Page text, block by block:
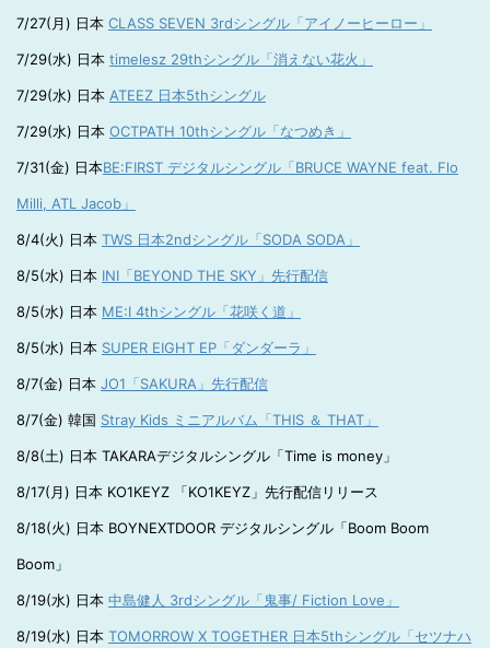
7/27(月) 日本 CLASS SEVEN 3rdシングル「アイノーヒーロー」
7/29(水) 日本 timelesz 29thシングル「消えない花火」
7/29(水) 日本 ATEEZ 日本5thシングル
7/29(水) 日本 OCTPATH 10thシングル「なつめき」
7/31(金) 日本BE:FIRST デジタルシングル「BRUCE WAYNE feat. Flo
Milli, ATL Jacob」
8/4(火) 日本 TWS 日本2ndシングル「SODA SODA」
8/5(水) 日本 INI「BEYOND THE SKY」先行配信
8/5(水) 日本 ME:I 4thシングル「花咲く道」
8/5(水) 日本 SUPER EIGHT EP「ダンダーラ」
8/7(金) 日本 JO1「SAKURA」先行配信
8/7(金) 韓国 Stray Kids ミニアルバム「THIS ＆ THAT」
8/8(土) 日本 TAKARAデジタルシングル「Time is money」
8/17(月) 日本 KO1KEYZ 「KO1KEYZ」先行配信リリース
8/18(火) 日本 BOYNEXTDOOR デジタルシングル「Boom Boom
Boom」
8/19(水) 日本 中島健人 3rdシングル「鬼事/ Fiction Love」
8/19(水) 日本 TOMORROW X TOGETHER 日本5thシングル「セツナハ